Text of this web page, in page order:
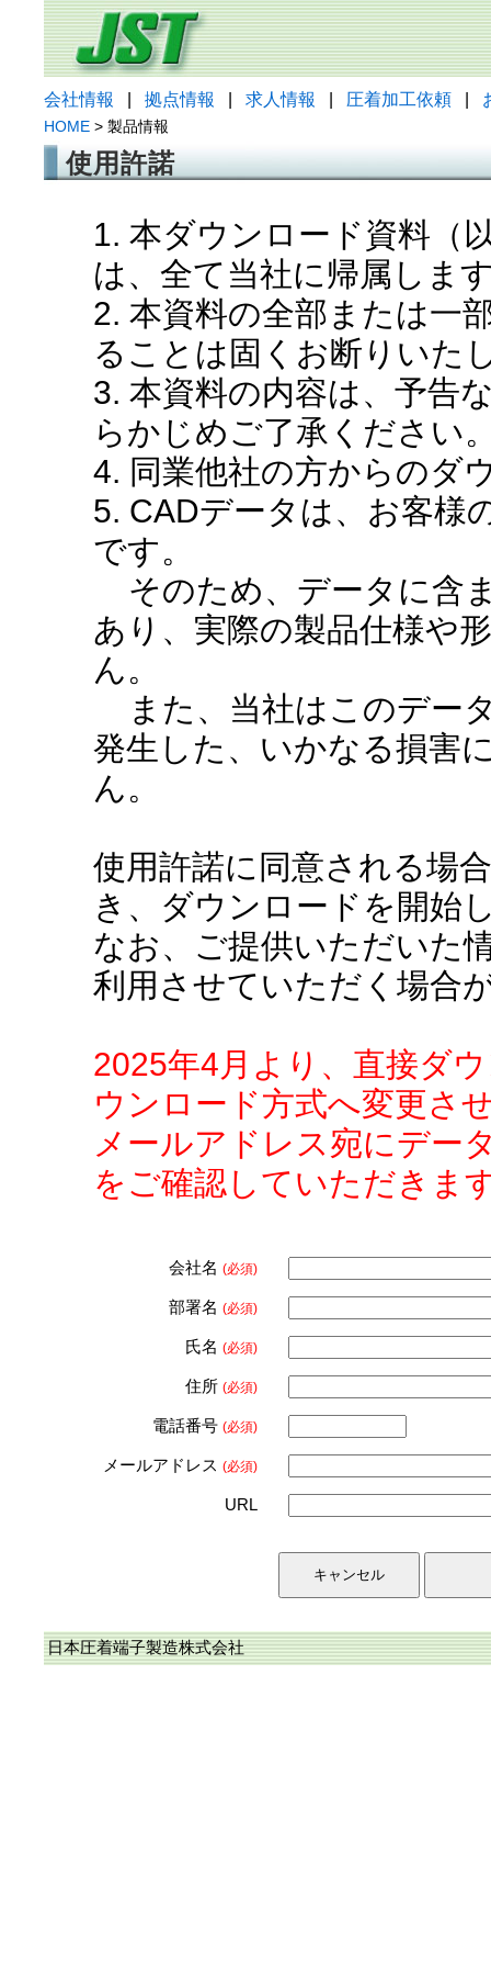
会社情報 拠点情報 求人情報 圧着加工依頼
HOME > 製品情報
使用許諾
1. 本ダウンロード資料（
は、全て当社に帰属しま
2. 本資料の全部または一
ることは固くお断りいた
3. 本資料の内容は、予告
らかじめご了承ください
4. 同業他社の方からのダ
5. CADデータは、お客様
です。
そのため、データに含
あり、実際の製品仕様や
ん。
また、当社はこのデー
発生した、いかなる損害
ん。
使用許諾に同意される場
き、ダウンロードを開始
なお、ご提供いただいた
利用させていただく場合
2025年4月より、直接ダ
ウンロード方式へ変更さ
メールアドレス宛にデー
をご確認していただきま
会社名 (必須)
部署名 (必須)
氏名 (必須)
住所 (必須)
電話番号 (必須)
メールアドレス (必須)
URL
日本圧着端子製造株式会社